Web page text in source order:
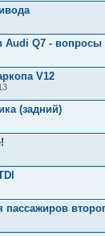
Audi Q7 - вопросы
V12
(задний)
пассажиров